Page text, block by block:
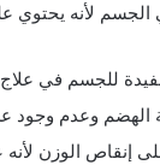
لأنه يحتوي
للجسم في علاج
الهضم وعدم وجود
إنقاص الوزن لأنه